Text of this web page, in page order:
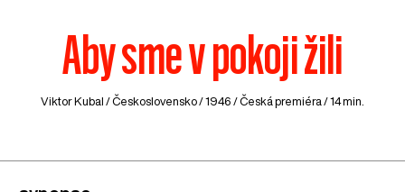
Aby sme v pokoji žili
Viktor Kubal /Československo/ 1946 / Česká premiéra / 14 min.